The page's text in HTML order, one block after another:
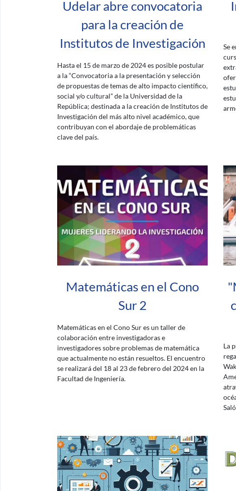
Udelar abre convocatoria
para la creación de
Institutos de Investigación
Hasta el 15 de marzo de 2024 es posible postular
a la “Convocatoria a la presentación y selección
de propuestas de temas de alto impacto científico,
social y/o cultural” de la Universidad de la
República; destinada a la creación de Institutos de
Investigación del más alto nivel académico, que
contribuyan con el abordaje de problemáticas
clave del país.
Se
Matemáticas en el Cono
Sur 2
Matemáticas en el Cono Sur es un taller de
colaboración entre investigadoras e
investigadores sobre problemas de matemática
que actualmente no están resueltos. El encuentro
se realizará del 18 al 23 de febrero del 2024 en la
Facultad de Ingeniería.
La